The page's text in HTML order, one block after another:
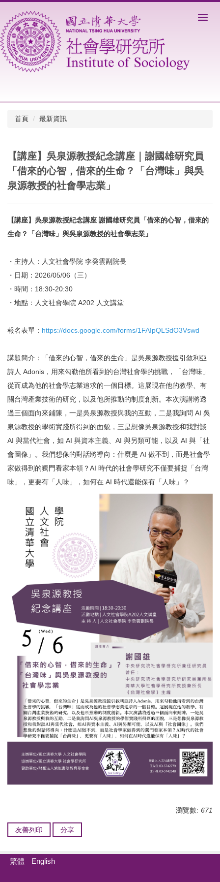
主
要
內
容
首頁 最新資訊
【講座】吳泉源教授紀念講座｜謝國雄研究員
「借來的心智，借來的生命？「台灣味」與吳
泉源教授的社會學志業」
【講座】吳泉源教授紀念講座 謝國雄研究員「借來的心智，借來的
生命？「台灣味」與吳泉源教授的社會學志業」
・主持人：人文社會學院 李癸雲副院長
・日期：2026/05/06（三）
・時間：18:30-20:30
・地點：人文社會學院 A202 人文講堂
報名表單： https://docs.google.com/forms/1FAIpQLSdO3Vswd
講題簡介：「借來的心智，借來的生命」是吳泉源教授援引敘利亞
詩人 Adonis，用來勾勒他所看到的台灣社會學的挑戰，「台灣味」
從而成為他的社會學志業追求的一個目標。這展現在他的教學、有
關台灣產業技術的研究，以及他所推動的制度創新。本次演講將透
過三個面向來鋪陳，一是吳泉源教授與我的互動，二是我詢問 AI 吳
泉源教授的學術實踐所得到的面貌，三是想像吳泉源教授和我對談
AI 與當代社會，如 AI 與資本主義、AI 與另類可能，以及 AI 與「社
會圖像」。我們想像的對話將導向：什麼是 AI 做不到，而是社會學
家做得到的獨門看家本領？AI 時代的社會學研究不僅要捕捉「台灣
味」，更要有「人味」，如何在 AI 時代還能保有「人味」？
瀏覽數: 671
友善列印 分享
繁體 English